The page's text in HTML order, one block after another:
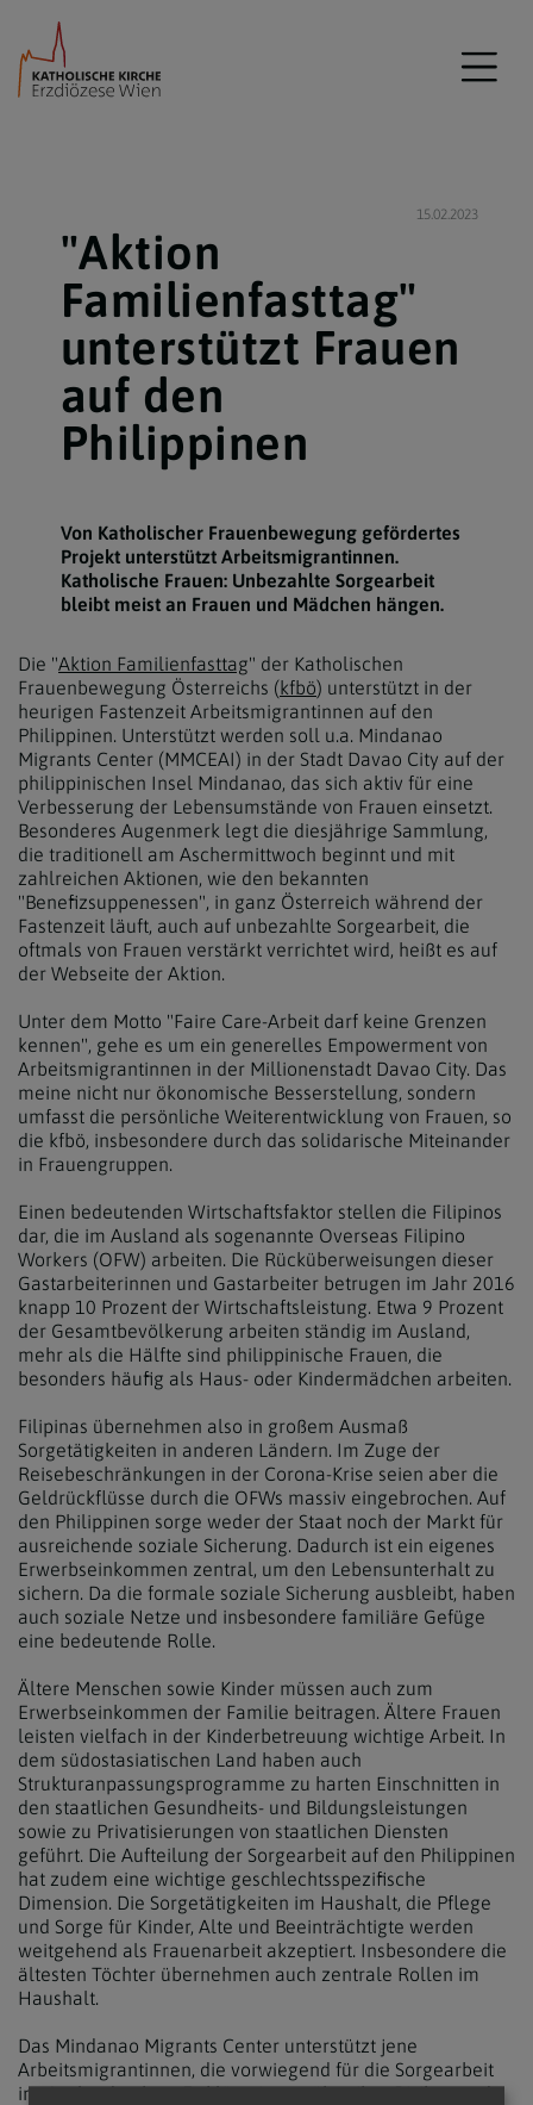
15.02.2023
"Aktion
Familienfasttag"
unterstützt Frauen
auf den
Philippinen
Von Katholischer Frauenbewegung gefördertes
Projekt unterstützt Arbeitsmigrantinnen.
Katholische Frauen: Unbezahlte Sorgearbeit
bleibt meist an Frauen und Mädchen hängen.
Die "Aktion Familienfasttag" der Katholischen
Frauenbewegung Österreichs (kfbö) unterstützt in der
heurigen Fastenzeit Arbeitsmigrantinnen auf den
Philippinen. Unterstützt werden soll u.a. Mindanao
Migrants Center (MMCEAI) in der Stadt Davao City auf der
philippinischen Insel Mindanao, das sich aktiv für eine
Verbesserung der Lebensumstände von Frauen einsetzt.
Besonderes Augenmerk legt die diesjährige Sammlung,
die traditionell am Aschermittwoch beginnt und mit
zahlreichen Aktionen, wie den bekannten
"Benefizsuppenessen", in ganz Österreich während der
Fastenzeit läuft, auch auf unbezahlte Sorgearbeit, die
oftmals von Frauen verstärkt verrichtet wird, heißt es auf
der Webseite der Aktion.
Unter dem Motto "Faire Care-Arbeit darf keine Grenzen
kennen", gehe es um ein generelles Empowerment von
Arbeitsmigrantinnen in der Millionenstadt Davao City. Das
meine nicht nur ökonomische Besserstellung, sondern
umfasst die persönliche Weiterentwicklung von Frauen, so
die kfbö, insbesondere durch das solidarische Miteinander
in Frauengruppen.
Einen bedeutenden Wirtschaftsfaktor stellen die Filipinos
dar, die im Ausland als sogenannte Overseas Filipino
Workers (OFW) arbeiten. Die Rücküberweisungen dieser
Gastarbeiterinnen und Gastarbeiter betrugen im Jahr 2016
knapp 10 Prozent der Wirtschaftsleistung. Etwa 9 Prozent
der Gesamtbevölkerung arbeiten ständig im Ausland,
mehr als die Hälfte sind philippinische Frauen, die
besonders häufig als Haus- oder Kindermädchen arbeiten.
Filipinas übernehmen also in großem Ausmaß
Sorgetätigkeiten in anderen Ländern. Im Zuge der
Reisebeschränkungen in der Corona-Krise seien aber die
Geldrückflüsse durch die OFWs massiv eingebrochen. Auf
den Philippinen sorge weder der Staat noch der Markt für
ausreichende soziale Sicherung. Dadurch ist ein eigenes
Erwerbseinkommen zentral, um den Lebensunterhalt zu
sichern. Da die formale soziale Sicherung ausbleibt, haben
auch soziale Netze und insbesondere familiäre Gefüge
eine bedeutende Rolle.
Ältere Menschen sowie Kinder müssen auch zum
Erwerbseinkommen der Familie beitragen. Ältere Frauen
leisten vielfach in der Kinderbetreuung wichtige Arbeit. In
dem südostasiatischen Land haben auch
Strukturanpassungsprogramme zu harten Einschnitten in
den staatlichen Gesundheits- und Bildungsleistungen
sowie zu Privatisierungen von staatlichen Diensten
geführt. Die Aufteilung der Sorgearbeit auf den Philippinen
hat zudem eine wichtige geschlechtsspezifische
Dimension. Die Sorgetätigkeiten im Haushalt, die Pflege
und Sorge für Kinder, Alte und Beeinträchtigte werden
weitgehend als Frauenarbeit akzeptiert. Insbesondere die
ältesten Töchter übernehmen auch zentrale Rollen im
Haushalt.
Das Mindanao Migrants Center unterstützt jene
Arbeitsmigrantinnen, die vorwiegend für die Sorgearbeit
ins Ausland gehen. Es klärt sie u.a. über ihre Risiken und